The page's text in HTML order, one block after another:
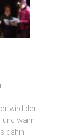
wird der
und wann
dahin: